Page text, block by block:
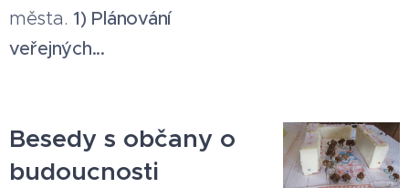
města. 1) Plánování
veřejných...
Besedy s občany o
budoucnosti